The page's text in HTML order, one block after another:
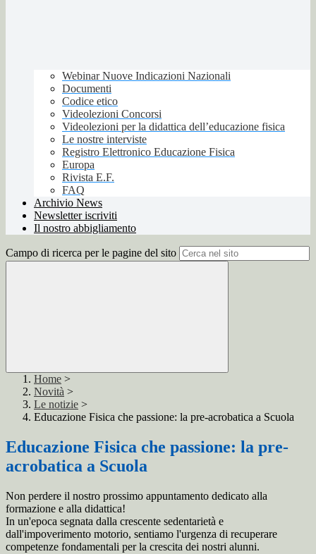
Webinar Nuove Indicazioni Nazionali
Documenti
Codice etico
Videolezioni Concorsi
Videolezioni per la didattica dell’educazione fisica
Le nostre interviste
Registro Elettronico Educazione Fisica
Europa
Rivista E.F.
FAQ
Archivio News
Newsletter iscriviti
Il nostro abbigliamento
Campo di ricerca per le pagine del sito
Home >
Novità >
Le notizie >
Educazione Fisica che passione: la pre-acrobatica a Scuola
Educazione Fisica che passione: la pre-
acrobatica a Scuola
Non perdere il nostro prossimo appuntamento dedicato alla
formazione e alla didattica!
In un'epoca segnata dalla crescente sedentarietà e
dall'impoverimento motorio, sentiamo l'urgenza di recuperare
competenze fondamentali per la crescita dei nostri alunni.